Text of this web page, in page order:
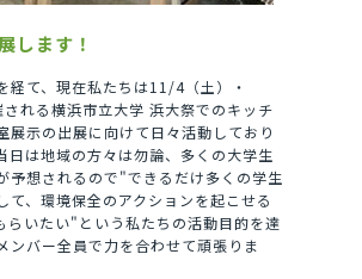
します！
経て、現在私たちは11/4（土）・
れる横浜市立大学 浜大祭でのキッチ
展示の出展に向けて日々活動しており
日は地域の方々は勿論、多くの大学生
予想されるので"できるだけ多くの学生
て、環境保全のアクションを起こせる
らいたい"という私たちの活動目的を達
ンバー全員で力を合わせて頑張りま